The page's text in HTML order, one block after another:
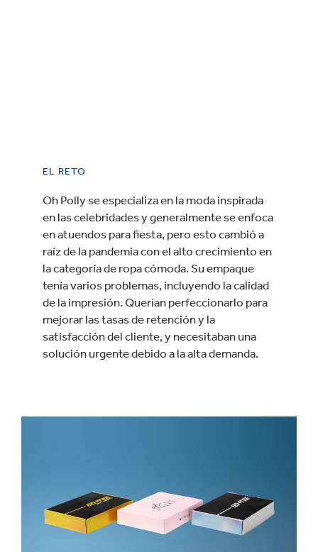
EL RETO
Oh Polly se especializa en la moda inspirada
en las celebridades y generalmente se enfoca
en atuendos para fiesta, pero esto cambió a
raíz de la pandemia con el alto crecimiento en
la categoría de ropa cómoda. Su empaque
tenía varios problemas, incluyendo la calidad
de la impresión. Querían perfeccionarlo para
mejorar las tasas de retención y la
satisfacción del cliente, y necesitaban una
solución urgente debido a la alta demanda.